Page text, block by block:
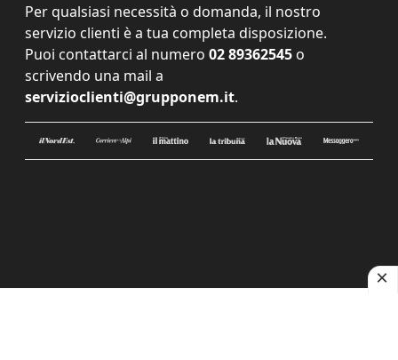
Per qualsiasi necessità o domanda, il nostro
servizio clienti è a tua completa disposizione.
Puoi contattarci al numero 02 89362545 o
scrivendo una mail a
servizioclienti@grupponem.it.